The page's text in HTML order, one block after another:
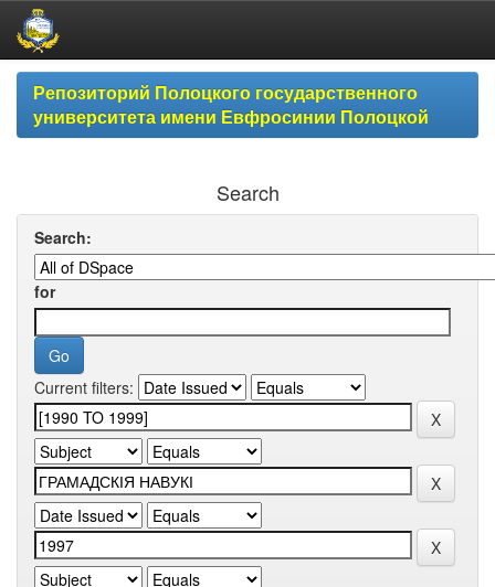
Skip
navigationРепозиторий Полоцкого государственного
университета имени Евфросинии Полоцкой
Search
Search:
for
Current filters: